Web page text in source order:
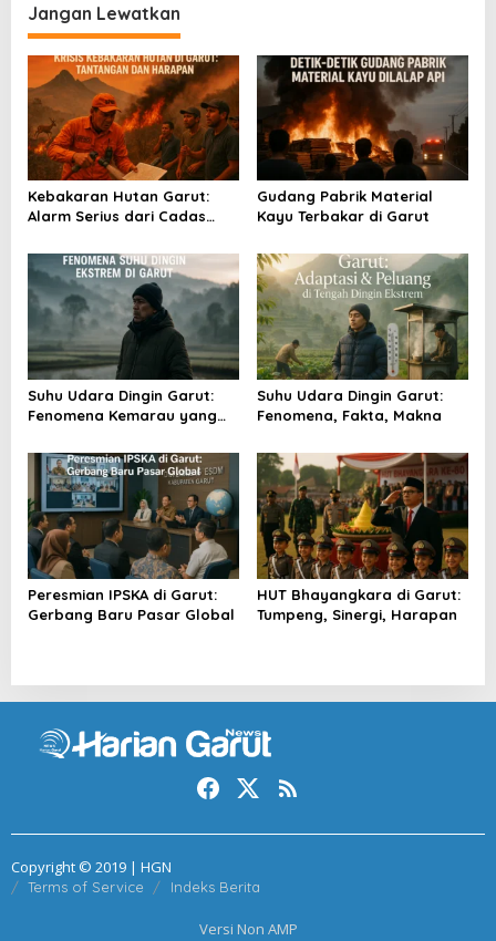
g
a
s
i
p
o
s
Jangan Lewatkan
Kebakaran Hutan Garut:
Alarm Serius dari Cadas
Gudang Pabrik Material
Kayu Terbakar di Garut
Suhu Udara Dingin Garut:
Fenomena Kemarau yang
Suhu Udara Dingin Garut:
Fenomena, Fakta, Makna
Peresmian IPSKA di Garut:
Gerbang Baru Pasar Global
HUT Bhayangkara di Garut:
Tumpeng, Sinergi, Harapan
Copyright © 2019 | HGN
Terms of Service Indeks Berita
Versi Non AMP